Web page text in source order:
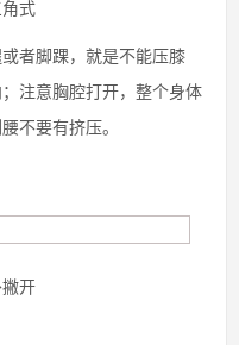
式
者脚踝，就是不能压膝
注意胸腔打开，整个身体
不要有挤压。
开